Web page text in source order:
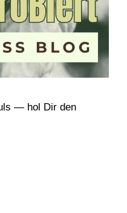
— hol Dir den